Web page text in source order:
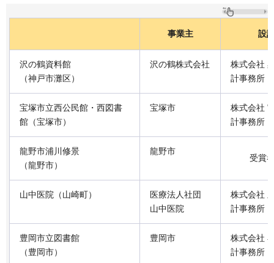
事業主 設
沢の鶴資料館
（神戸市灘区）
沢の鶴株式会社
株式会社
計事務所
宝塚市立西公民館・西図書
館（宝塚市）
宝塚市
株式会社
計事務所
龍野市浦川修景
（龍野市）
龍野市
受賞
山中医院（山崎町）
医療法人社団
山中医院
株式会社
計事務所
豊岡市立図書館
（豊岡市）
豊岡市
株式会社
計事務所